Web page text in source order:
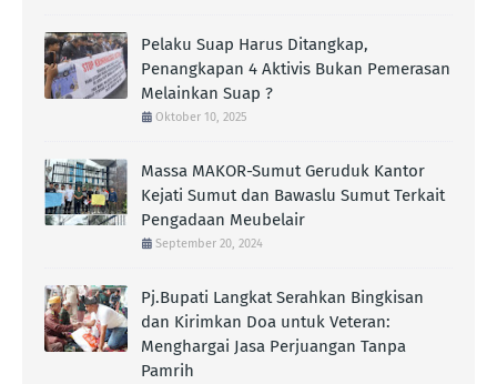
Pelaku Suap Harus Ditangkap,
Penangkapan 4 Aktivis Bukan Pemerasan
Melainkan Suap ?
Oktober 10, 2025
Massa MAKOR-Sumut Geruduk Kantor
Kejati Sumut dan Bawaslu Sumut Terkait
Pengadaan Meubelair
September 20, 2024
Pj.Bupati Langkat Serahkan Bingkisan
dan Kirimkan Doa untuk Veteran:
Menghargai Jasa Perjuangan Tanpa
Pamrih